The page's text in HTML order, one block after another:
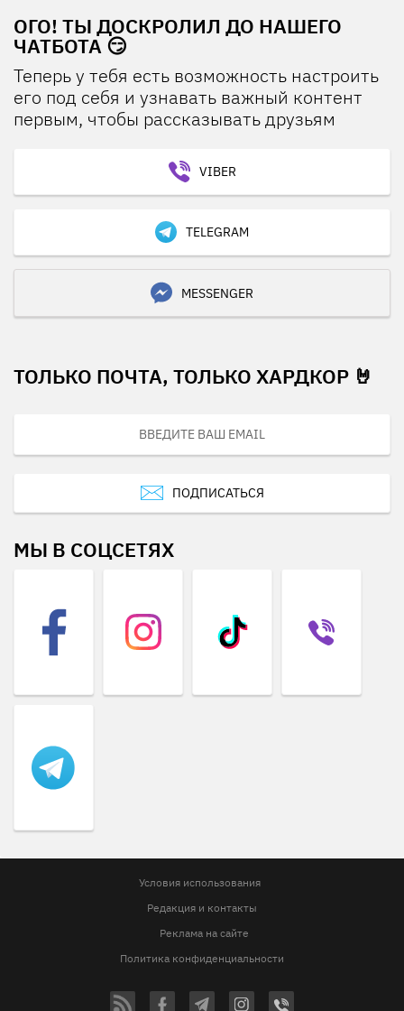
ОГО! ТЫ ДОСКРОЛИЛ ДО НАШЕГО
ЧАТБОТА 😏
Теперь у тебя есть возможность настроить
его под себя и узнавать важный контент
первым, чтобы рассказывать друзьям
VIBER
TELEGRAM
MESSENGER
ТОЛЬКО ПОЧТА, ТОЛЬКО ХАРДКОР 🤘
ПОДПИСАТЬСЯ
МЫ В СОЦСЕТЯХ
Условия использования
Редакция и контакты
Реклама на сайте
Политика конфиденциальности